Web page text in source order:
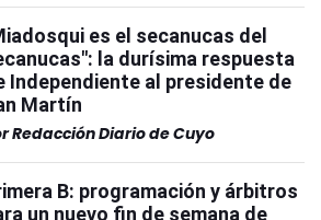
es el secanucas del
la durísima respuesta
Independiente al presidente de
Martín
Redacción Diario de Cuyo
B: programación y árbitros
un nuevo fin de semana de